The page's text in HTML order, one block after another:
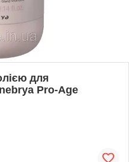
для
Pro-Age